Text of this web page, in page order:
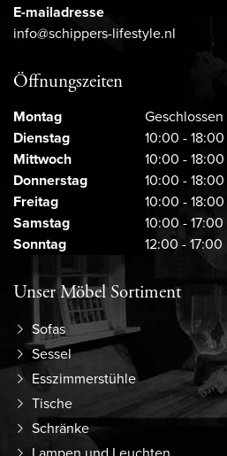
E-mailadresse
info@schippers-lifestyle.nl
Öffnungszeiten
Montag
Geschlossen
Dienstag
10:00 -
Mittwoch
10:00 -
Donnerstag
10:00 -
Freitag
10:00 -
Samstag
10:00 -
Sonntag
12:00 - 17:00
Unser Möbel Sortiment
Sofas
Sessel
Esszimmerstühle
Tische
Schränke